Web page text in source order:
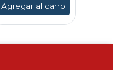
Agregar al carro